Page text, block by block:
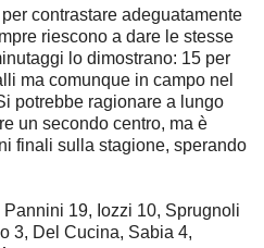
contrastare adeguatamente
riescono a dare le stesse
lo dimostrano: 15 per
ma comunque in campo nel
potrebbe ragionare a lungo
un secondo centro, ma è
finali sulla stagione, sperando
Pannini 19, Iozzi 10, Sprugnoli
3, Del Cucina, Sabia 4,